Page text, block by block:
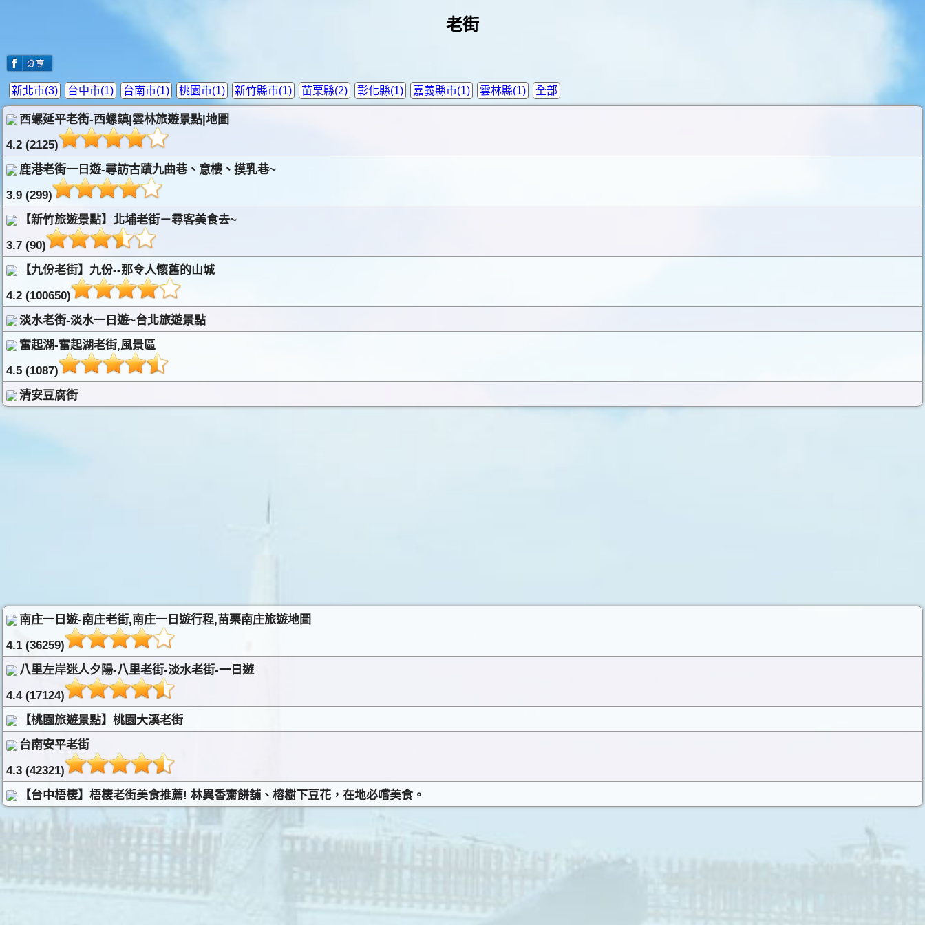
老街
全部
新北市(3) 台中市(1) 台南市(1) 桃園市(1) 新竹縣市(1) 苗栗縣(2) 彰化縣(1) 嘉義縣市(1) 雲林縣(1)
西螺延平老街-西螺鎮|雲林旅遊景點|地圖
4.2 (2125)
鹿港老街一日遊-尋訪古蹟九曲巷、意樓、摸乳巷~
3.9 (299)
【新竹旅遊景點】北埔老街－尋客美食去~
3.7 (90)
【九份老街】九份--那令人懷舊的山城
4.2 (100650)
淡水老街-淡水一日遊~台北旅遊景點
奮起湖-奮起湖老街,風景區
4.5 (1087)
清安豆腐街
南庄一日遊-南庄老街,南庄一日遊行程,苗栗南庄旅遊地圖
4.1 (36259)
八里左岸迷人夕陽-八里老街-淡水老街-一日遊
4.4 (17124)
【桃園旅遊景點】桃園大溪老街
台南安平老街
4.3 (42321)
【台中梧棲】梧棲老街美食推薦! 林異香齋餅舖、榕樹下豆花，在地必嚐美食。